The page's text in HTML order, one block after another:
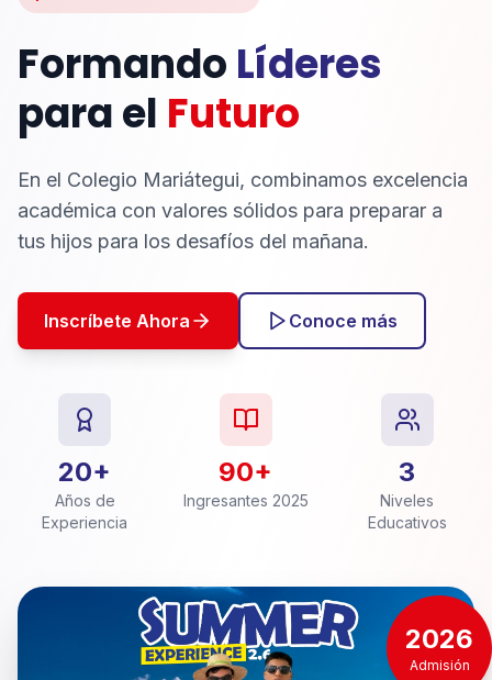
Formando Líderes
para el Futuro
En el Colegio Mariátegui, combinamos excelencia
académica con valores sólidos para preparar a
tus hijos para los desafíos del mañana.
Inscríbete Ahora Conoce más
20+
Años de
Experiencia
90+
Ingresantes 2025
3
Niveles
Educativos
2026
Admisión